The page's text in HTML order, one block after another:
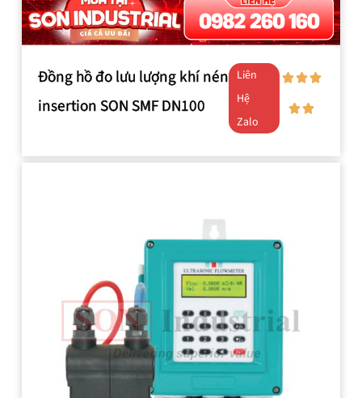
Đồng hồ đo lưu lượng khí nén
insertion SON SMF DN100
Liên
Hệ
Zalo